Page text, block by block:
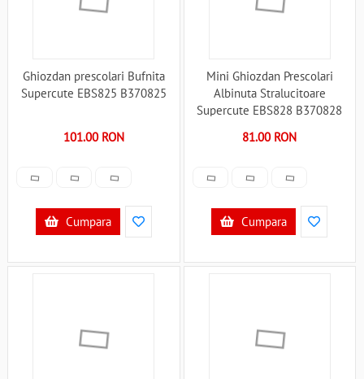
Ghiozdan prescolari Bufnita
Supercute EBS825 B370825
101.00 RON
Cumpara
Mini Ghiozdan Prescolari
Albinuta Stralucitoare
Supercute EBS828 B370828
81.00 RON
Cumpara